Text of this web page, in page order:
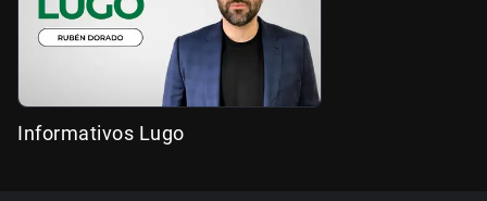
Informativos Lugo